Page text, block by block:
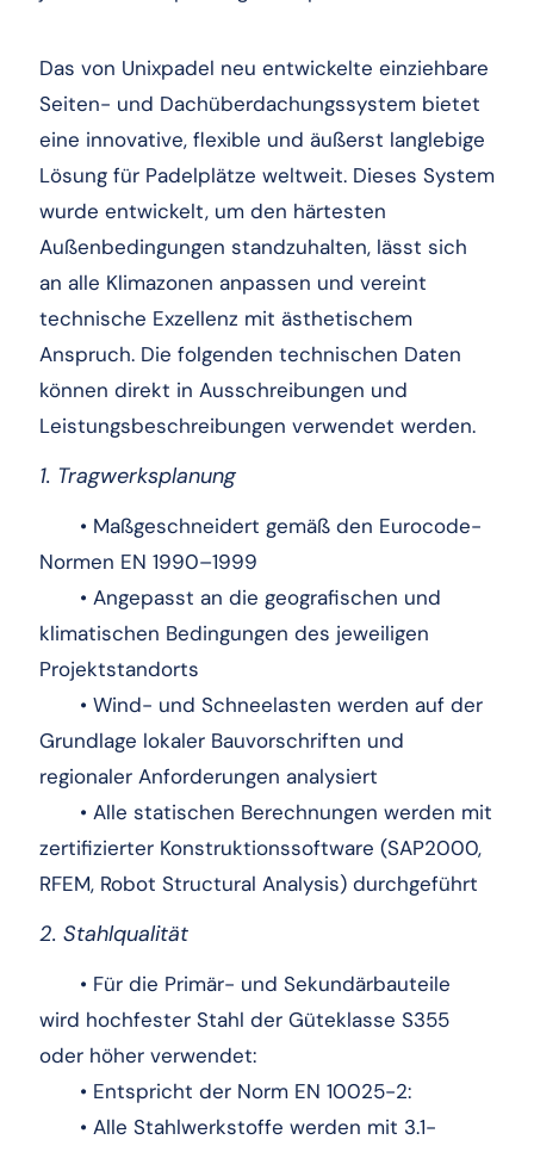
Das von Unixpadel neu entwickelte einziehbare
Seiten- und Dachüberdachungssystem bietet
eine innovative, flexible und äußerst langlebige
Lösung für Padelplätze weltweit. Dieses System
wurde entwickelt, um den härtesten
Außenbedingungen standzuhalten, lässt sich
an alle Klimazonen anpassen und vereint
technische Exzellenz mit ästhetischem
Anspruch. Die folgenden technischen Daten
können direkt in Ausschreibungen und
Leistungsbeschreibungen verwendet werden.
1. Tragwerksplanung
• Maßgeschneidert gemäß den Eurocode-
Normen EN 1990–1999
• Angepasst an die geografischen und
klimatischen Bedingungen des jeweiligen
Projektstandorts
• Wind- und Schneelasten werden auf der
Grundlage lokaler Bauvorschriften und
regionaler Anforderungen analysiert
• Alle statischen Berechnungen werden mit
zertifizierter Konstruktionssoftware (SAP2000,
RFEM, Robot Structural Analysis) durchgeführt
2. Stahlqualität
• Für die Primär- und Sekundärbauteile
wird hochfester Stahl der Güteklasse S355
oder höher verwendet:
• Entspricht der Norm EN 10025-2:
• Alle Stahlwerkstoffe werden mit 3.1-